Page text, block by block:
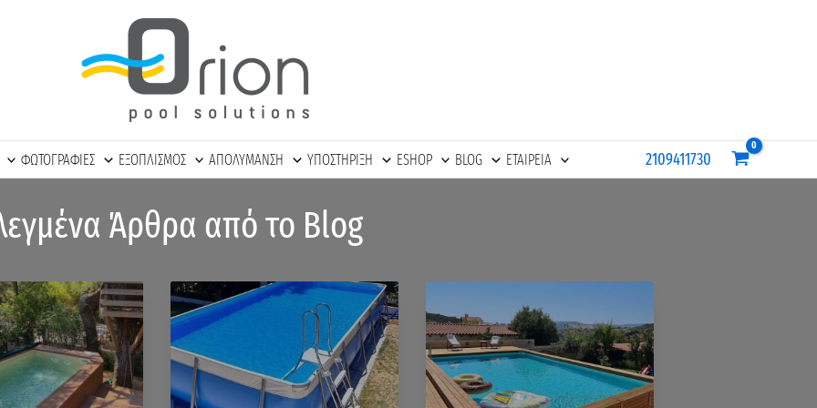
ΦΩΤΟΓΡΑΦΙΕΣ ΕΞΟΠΛΙΣΜΟΣ ΑΠΟΛΥΜΑΝΣΗ ΥΠΟΣΤΗΡΙΞΗ ESHOP BLOG ΕΤΑΙΡΕΙΑ 2109411730
Άρθρα από το Blog